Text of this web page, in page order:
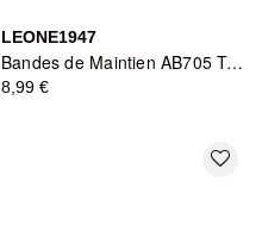
LEONE1947
Bandes de Maintien AB705 Tricolore - Leone1947
8,99 €
favorite_border